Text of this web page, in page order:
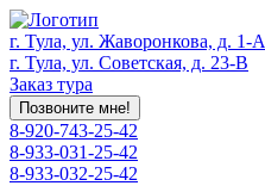
г. Тула, ул. Жаворонкова, д. 1-А
г. Тула, ул. Советская, д. 23-В
Заказ тура
Позвоните мне!
8-920-743-25-42
8-933-031-25-42
8-933-032-25-42